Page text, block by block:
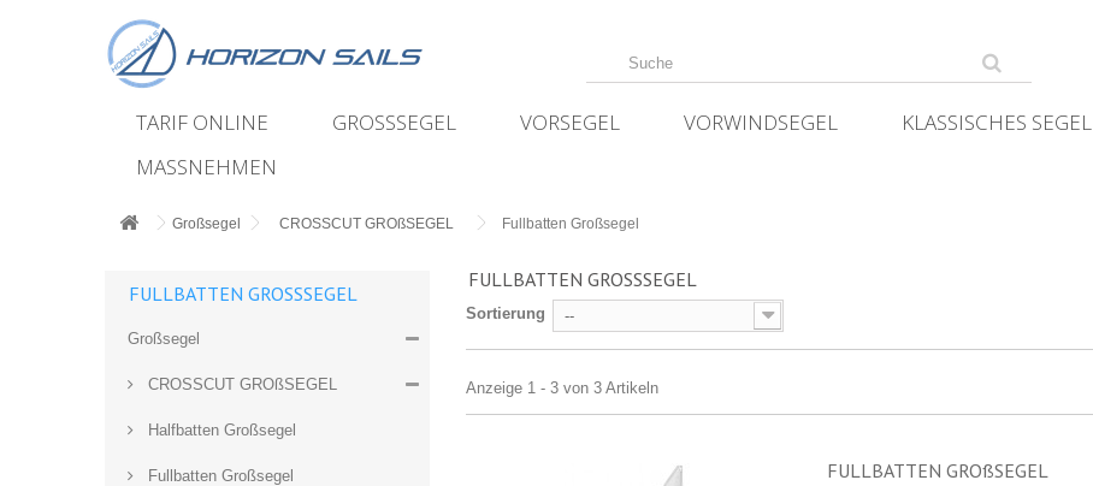
TARIF ONLINE GROSSSEGEL VORSEGEL VORWINDSEGEL KLASSISCHES SEGEL
MASSNEHMEN
Großsegel CROSSCUT GROßSEGEL Fullbatten Großsegel
FULLBATTEN GROSSSEGEL
Großsegel
CROSSCUT GROßSEGEL
Halfbatten Großsegel
Fullbatten Großsegel
FULLBATTEN GROSSSEGEL
Sortierung --
Anzeige 1 - 3 von 3 Artikeln
FULLBATTEN GROßSEGEL